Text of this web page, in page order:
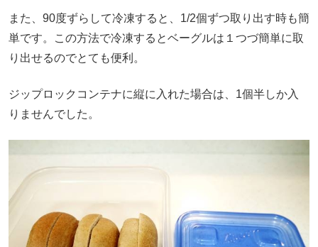
また、90度ずらして冷凍すると、1/2個ずつ取り出す時も簡
単です。この方法で冷凍するとベーグルは１つづ簡単に取
り出せるのでとても便利。
ジップロックコンテナに縦に入れた場合は、1個半しか入
りませんでした。